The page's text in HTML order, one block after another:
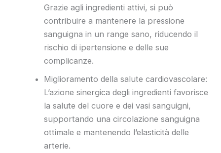
Grazie agli ingredienti attivi, si può
contribuire a mantenere la pressione
sanguigna in un range sano, riducendo il
rischio di ipertensione e delle sue
complicanze.
Miglioramento della salute cardiovascolare:
L’azione sinergica degli ingredienti favorisce
la salute del cuore e dei vasi sanguigni,
supportando una circolazione sanguigna
ottimale e mantenendo l’elasticità delle
arterie.